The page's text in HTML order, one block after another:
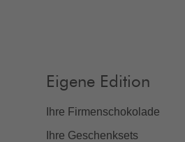
Eigene Edition
Ihre Firmenschokolade
Ihre Geschenksets